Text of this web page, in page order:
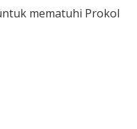
mematuhi Prokol